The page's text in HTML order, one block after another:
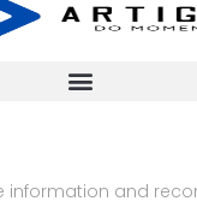
information and